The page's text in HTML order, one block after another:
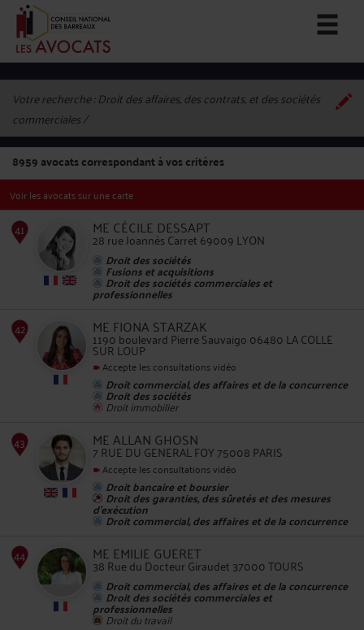
Votre recherche :Droit des affaires, des contrats, et des sociétés
commerciales
8959avocats correspondant à vos critères
Voir les avocats sur une carte
ME CÉCILE DESSAPT
28 rue Joannès Carret 69009 LYON
Droit des sociétés
Fusions et acquisitions
Droit des sociétés commerciales et
professionnelles
ME FIONA STARZAK
1190 boulevard Pierre Sauvaigo 06480 LA COLLE
SUR LOUP
Accepte les consultations vidéo
Droit commercial, des affaires et de la concurrence
Droit des sociétés
Droit immobilier
43
ME ALLAN GHOSN
7 RUE DU GENERAL FOY 75008 PARIS
Accepte les consultations vidéo
Droit bancaire et boursier
Droit des garanties, des sûretés et des mesures
d'exécution
Droit commercial, des affaires et de la concurrence
ME EMILIE GUERET
38 Rue du Docteur Giraudet 37000 TOURS
Droit commercial, des affaires et de la concurrence
Droit des sociétés commerciales et
professionnelles
Droit du travail